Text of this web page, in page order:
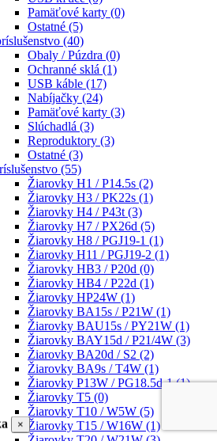
Pamäťové karty (0)
Ostatné (5)
(40)
Obaly / Púzdra (0)
Ochranné sklá (1)
USB káble (17)
Nabíjačky (24)
Pamäťové karty (3)
Slúchadlá (3)
Reproduktory (3)
Ostatné (3)
(55)
Žiarovky H1 / P14.5s (2)
Žiarovky H3 / PK22s (1)
Žiarovky H4 / P43t (3)
Žiarovky H7 / PX26d (5)
Žiarovky H8 / PGJ19-1 (1)
Žiarovky H11 / PGJ19-2 (1)
Žiarovky HB3 / P20d (0)
Žiarovky HB4 / P22d (1)
Žiarovky HP24W (1)
Žiarovky BA15s / P21W (1)
Žiarovky BAU15s / PY21W (1)
Žiarovky BAY15d / P21/4W (3)
Žiarovky BA20d / S2 (2)
Žiarovky BA9s / T4W (1)
Žiarovky P13W / PG18.5d-1(1)
Žiarovky T5 (0)
Žiarovky T10 / W5W (5)
Žiarovky T15 / W16W (1)
×